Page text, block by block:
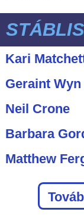
Kari
Geraint
Neil Crone
Barbara
Matthew